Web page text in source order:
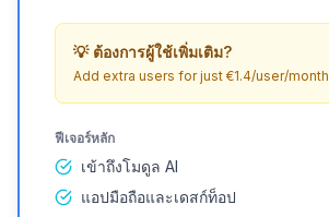
💡 ต้องการผู้ใช้เพิ่มเติม?
Add extra users for just €1.4/user/month
ฟีเจอร์หลัก
เข้าถึงโมดูล AI
แอปมือถือและเดสก์ท็อป